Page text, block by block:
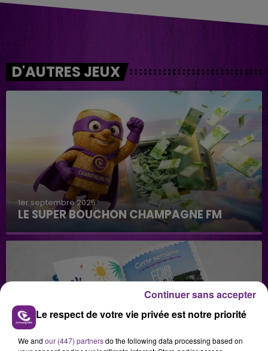
D'AUTRES JEUX
1er septembre 2025
LE SUPER BOUCHON CHAMPAGNE FM
29 juillet 2026
Le respect de votre vie privée est notre priorité
We and our (447) partnersdo the following data processing based on
Continuer sans accepter